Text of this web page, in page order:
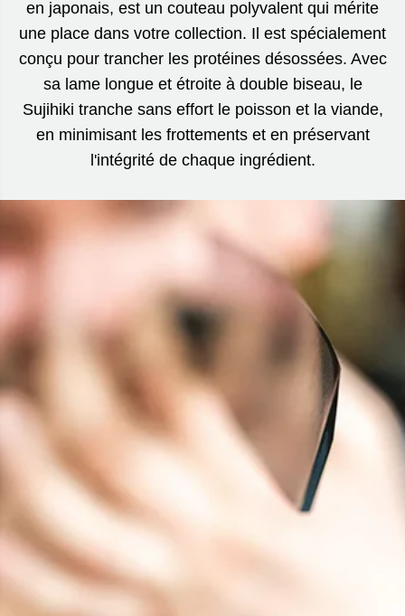
en japonais, est un couteau polyvalent qui mérite
une place dans votre collection. Il est spécialement
conçu pour trancher les protéines désossées. Avec
sa lame longue et étroite à double biseau, le
Sujihiki tranche sans effort le poisson et la viande,
en minimisant les frottements et en préservant
l'intégrité de chaque ingrédient.